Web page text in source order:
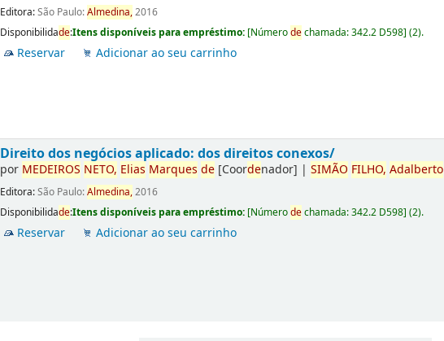
Editora:São Paulo:Almedina,2016
Disponibilidade:Itens disponíveis para empréstimo: [Númerodechamada:342.2 D598](2).
Reservar Adicionar ao seu carrinho
Direito dos negócios aplicado: dos direitos conexos/
por MEDEIROS NETO, Elias Marques de [Coordenador] |SIMÃO FILHO, Adalberto
Editora:São Paulo:Almedina,2016
Disponibilidade:Itens disponíveis para empréstimo: [Númerodechamada:342.2 D598](2).
Reservar Adicionar ao seu carrinho